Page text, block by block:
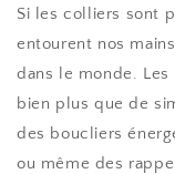
Si les colliers sont
entourent nos
dans le monde.
bien plus que de
des boucliers
ou même des